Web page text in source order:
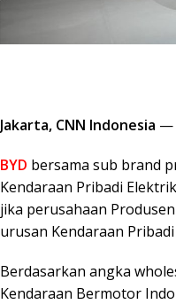
Jakarta, CNN Indonesia —
BYD bersama sub brand
Kendaraan Pribadi
jika perusahaan
urusan Kendaraan
Berdasarkan angka
Kendaraan Bermotor